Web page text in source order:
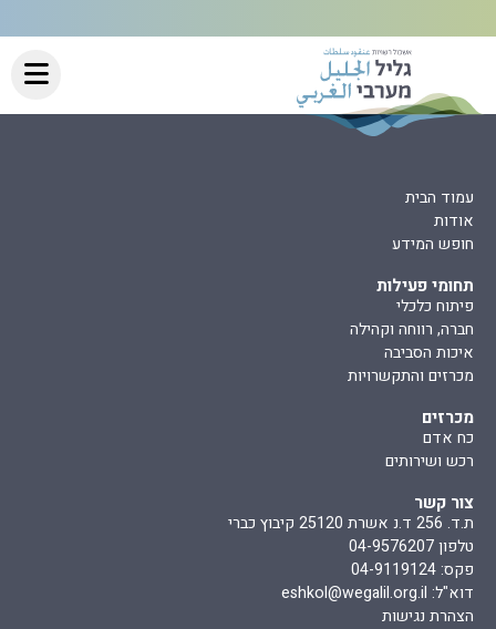
עמוד הבית
אודות
חופש המידע
תחומי פעילות
פיתוח כלכלי
חברה, רווחה וקהילה
איכות הסביבה
מכרזים והתקשרויות
מכרזים
כח אדם
רכש ושירותים
צור קשר
ת.ד. 256 ד.נ אשרת 25120 קיבוץ כברי
טלפון 04-9576207
פקס: 04-9119124
דוא"ל: eshkol@wegalil.org.il
הצהרת נגישות